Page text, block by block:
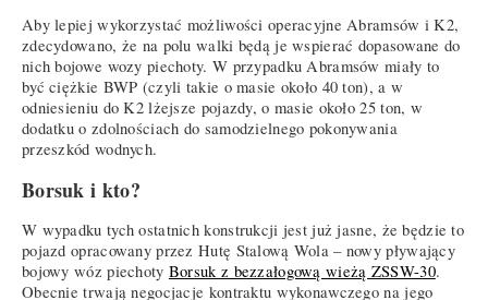
Aby lepiej wykorzystać możliwości operacyjne Abramsów i K2,
zdecydowano, że na polu walki będą je wspierać dopasowane do
nich bojowe wozy piechoty. W przypadku Abramsów miały to
być ciężkie BWP (czyli takie o masie około 40 ton), a w
odniesieniu do K2 lżejsze pojazdy, o masie około 25 ton, w
dodatku o zdolnościach do samodzielnego pokonywania
przeszkód wodnych.
Borsuk i kto?
W wypadku tych ostatnich konstrukcji jest już jasne, że będzie to
pojazd opracowany przez Hutę Stalową Wola – nowy pływający
bojowy wóz piechoty Borsuk z bezzałogową wieżą ZSSW-30.
Obecnie trwają negocjacje kontraktu wykonawczego na jego